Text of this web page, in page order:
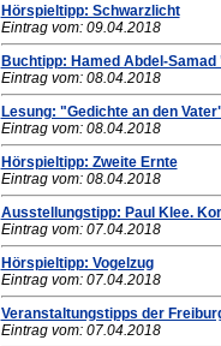
Hörspieltipp: Schwarzlicht
Eintrag vom: 09.04.2018
Buchtipp: Hamed Abdel-
Eintrag vom: 08.04.2018
Lesung: "Gedichte an den
Eintrag vom: 08.04.2018
Hörspieltipp: Zweite Ernte
Eintrag vom: 08.04.2018
Ausstellungstipp: Paul Klee.
Eintrag vom: 07.04.2018
Hörspieltipp: Vogelzug
Eintrag vom: 07.04.2018
Veranstaltungstipps der
Eintrag vom: 07.04.2018